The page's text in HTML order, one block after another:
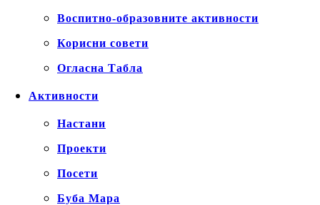
Воспитно-образовните активности
Корисни совети
Огласна Табла
Активности
Настани
Проекти
Посети
Буба Мара